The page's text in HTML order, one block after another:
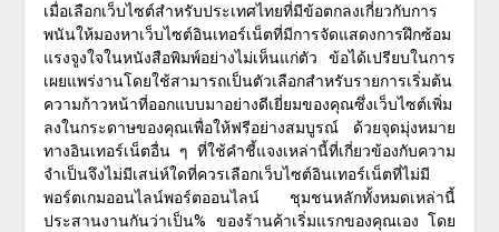
เมื่อเลือกเว็บไซต์สำหรับประเทศไทยที่มีข้อตกลงเกี่ยวกับการ
พนันให้มองหาเว็บไซต์อินเทอร์เน็ตที่มีการจัดแสดงการฝึกซ้อม
แรงจูงใจในหนังสือพิมพ์อย่างไม่เห็นแก่ตัว ข้อได้เปรียบในการ
เผยแพร่งานโดยใช้สามารถเป็นตัวเลือกสำหรับรายการเริ่มต้น
ความก้าวหน้าที่ออกแบบมาอย่างดีเยี่ยมของคุณซึ่งเว็บไซต์เพิ่ม
ลงในกระดาษของคุณเพื่อให้ฟรีอย่างสมบูรณ์ ด้วยจุดมุ่งหมาย
ทางอินเทอร์เน็ตอื่น ๆ ที่ใช้คำชี้แจงเหล่านี้ที่เกี่ยวข้องกับความ
จำเป็นจึงไม่มีเสน่ห์ใดที่ควรเลือกเว็บไซต์อินเทอร์เน็ตที่ไม่มี
พอร์ตเกมออนไลน์พอร์ตออนไลน์ ชุมชนหลักทั้งหมดเหล่านี้
ประสานงานกันว่าเป็น% ของร้านค้าเริ่มแรกของคุณเอง โดย